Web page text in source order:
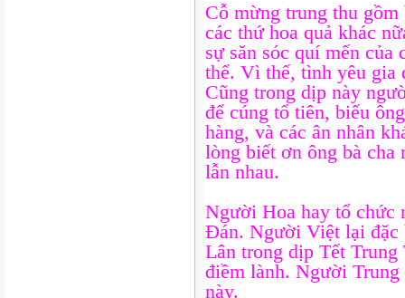
Cỗ mừng trung thu
các thứ hoa quả khác
sự săn sóc quí mến
thể. Vì thế, tình yêu gia
Cũng trong dịp này
để cúng tổ tiên, biếu
hàng, và các ân nhân
lòng biết ơn ông bà cha
lẫn nhau.
Người Hoa hay tổ chức
Đán. Người Việt lại đặc
Lân trong dịp Tết
điềm lành. Người
này.